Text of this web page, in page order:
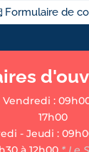
Formulaire de
:
17h00
- Jeudi :